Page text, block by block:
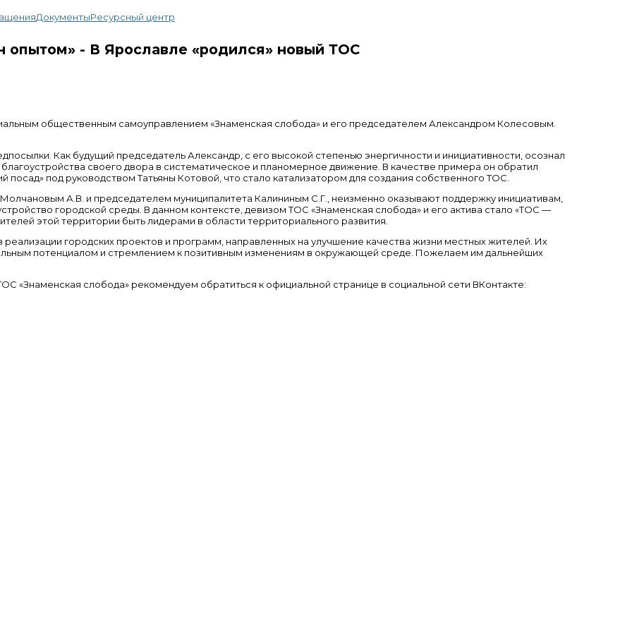
ДокументыРесурсный центр
опытом» - В Ярославле «родился» новый ТОС
общественным самоуправлением «Знаменская слобода» и его председателем Александром Колесовым.
Как будущий председатель Александр, с его высокой степенью энергичности и инициативности, осознал
своего двора в систематическое и планомерное движение. В качестве примера он обратил
под руководством Татьяны Котовой, что стало катализатором для создания собственного ТОС.
А.В. и председателем муниципалитета Калининым С.Г., неизменно оказывают поддержку инициативам,
городской среды. В данном контексте, девизом ТОС «Знаменская слобода» и его актива стало «ТОС —
этой территории быть лидерами в области территориального развития.
городских проектов и программ, направленных на улучшение качества жизни местных жителей. Их
потенциалом и стремлением к позитивным изменениям в окружающей среде. Пожелаем им дальнейших
«Знаменская слобода» рекомендуем обратиться к официальной странице в социальной сети ВКонтакте: